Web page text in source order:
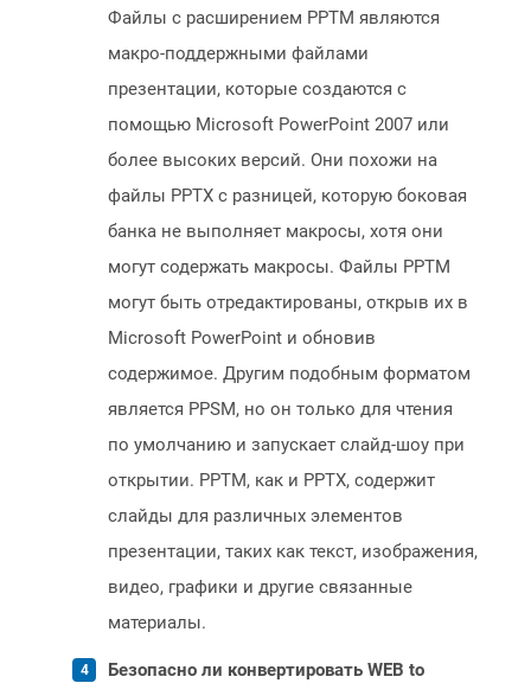
Файлы с расширением PPTM являются
макро-поддержными файлами
презентации, которые создаются с
помощью Microsoft PowerPoint 2007 или
более высоких версий. Они похожи на
файлы PPTX с разницей, которую боковая
банка не выполняет макросы, хотя они
могут содержать макросы. Файлы PPTM
могут быть отредактированы, открыв их в
Microsoft PowerPoint и обновив
содержимое. Другим подобным форматом
является PPSM, но он только для чтения
по умолчанию и запускает слайд-шоу при
открытии. PPTM, как и PPTX, содержит
слайды для различных элементов
презентации, таких как текст, изображения,
видео, графики и другие связанные
материалы.
Безопасно ли конвертировать WEB to